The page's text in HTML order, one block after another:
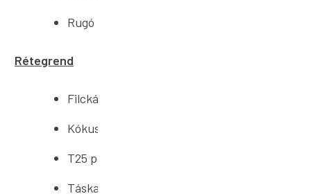
Rugó magassága: 12 cm
Rétegrend
Filckárpit távtartó: 2 db.
Kókuszréteg: 2x1 cm
T25 poliuretán hab: 2 cm
Táskaugó: 12 cm